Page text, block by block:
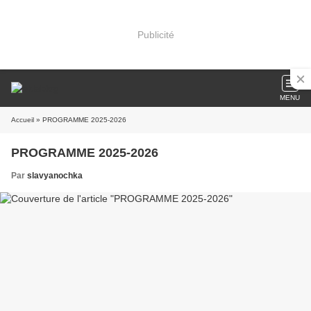
Publicité
MENU
Accueil » PROGRAMME 2025-2026
PROGRAMME 2025-2026
Par slavyanochka